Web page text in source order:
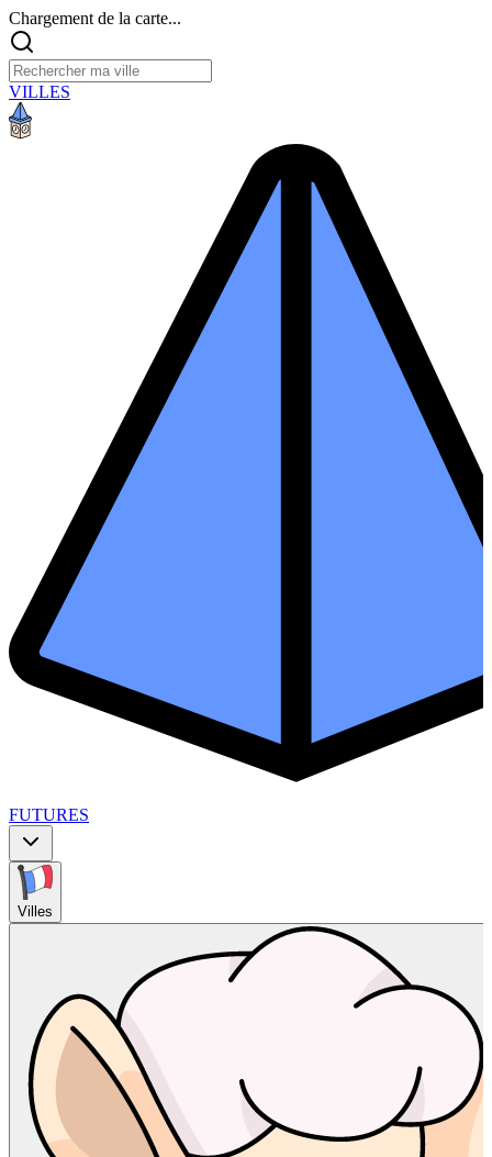
Chargement de la carte...
VILLES
FUTURES
Villes